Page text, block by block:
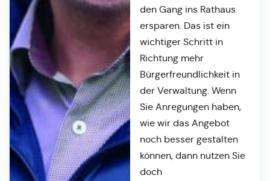
den Gang ins Rathaus
ersparen. Das ist ein
wichtiger Schritt in
Richtung mehr
Bürgerfreundlichkeit in
der Verwaltung. Wenn
Sie Anregungen haben,
wie wir das Angebot
noch besser gestalten
können, dann nutzen Sie
doch